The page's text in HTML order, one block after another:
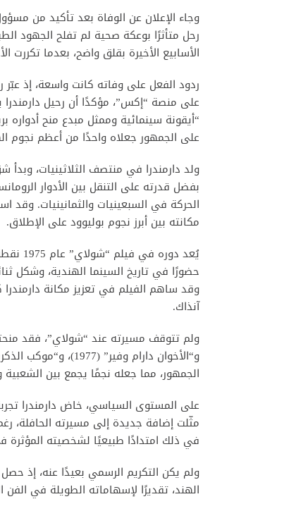
وجاء الإعلان عن الوفاة بعد تأكيد من
رحل متأثرًا بوعكة صحية لم تفلح الجهود
الأسابيع الأخيرة بقلق واضح، بعدما تكررت
ردود الفعل على وفاته كانت واسعة، إذ
على منصة “إكس”، مؤكدًا أن رحيل
“أيقونة سينمائية وممثل مبدع منح أدواره
على الجمهور جعلاه واحدًا من أعظم نجوم
ولد دارمندرا في منتصف الثلاثينيات،
بفضل قدرته على التنقل بين الأدوار
الحركة في السبعينيات والثمانينيات.
مكانته بين أبرز نجوم بوليوود على الإطلاق.
يُعد
حضورًا في تاريخ السينما الهندية، وشكل
وقد ساهم الفيلم في تعزيز مكانة
آنذاك.
الجمهور، مما جعله نجمًا يجمع بين
مثّلت إضافة جديدة إلى مسيرته الحافلة،
في ذلك امتدادًا طبيعيًا لشخصيته المؤثرة
ولم يكن التكريم الرسمي بعيدًا عنه، إذ
الهند، تقديرًا لإسهاماته الطويلة في